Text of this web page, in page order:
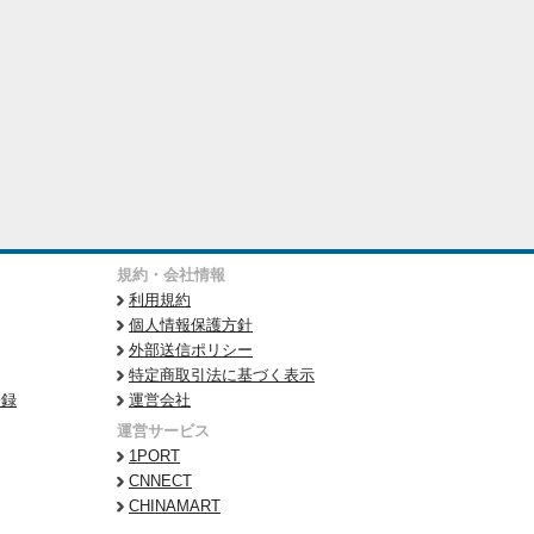
規約・会社情報
利用規約
個人情報保護方針
外部送信ポリシー
特定商取引法に基づく表示
運営会社
運営サービス
1PORT
CNNECT
CHINAMART